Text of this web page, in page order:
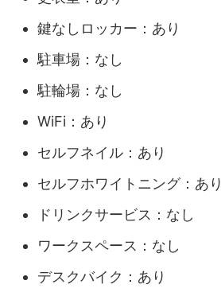
鍵なしロッカー：あり
駐車場：なし
駐輪場：なし
WiFi：あり
セルフネイル：あり
セルフホワイトニング：あり
ドリンクサービス：なし
ワークスペース：なし
デスクバイク：あり